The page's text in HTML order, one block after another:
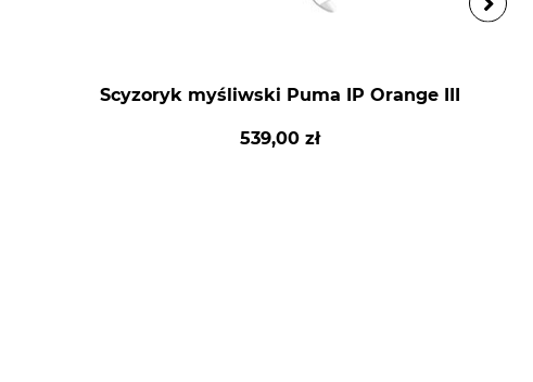
Scyzoryk myśliwski Puma IP Orange III
539,00 zł